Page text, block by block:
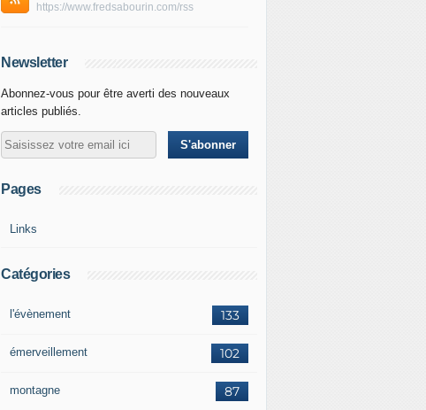
https://www.fredsabourin.com/rss
Newsletter
Abonnez-vous pour être averti des nouveaux
articles publiés.
Pages
Links
Catégories
133
l'évènement
102
émerveillement
87
montagne